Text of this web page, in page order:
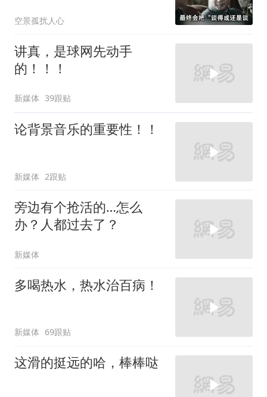
空景孤扰人心
讲真，是球网先动手
的！！！
新媒体 39跟贴
论背景音乐的重要性！！
新媒体 2跟贴
旁边有个抢活的…怎么
办？人都过去了？
新媒体
多喝热水，热水治百病！
新媒体 69跟贴
这滑的挺远的哈，棒棒哒